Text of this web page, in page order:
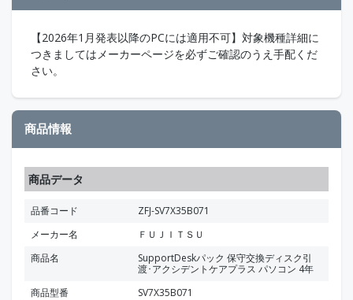
【2026年1月発表以降のPCには適用不可】対象機種詳細に
つきましてはメーカーページを必ずご確認のうえ手配くだ
さい。
商品情報
商品データ
品番コード
ZFJ-SV7X35B071
メーカー名
ＦＵＪＩＴＳＵ
商品名
SupportDeskパック 保守交換ディスク引
渡･アクシデントケアプラス パソコン 4年
商品型番
SV7X35B071